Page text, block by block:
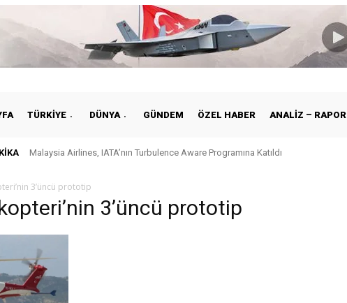
TÜRKIYE DÜNYA GÜNDEM ÖZEL HABER ANALIZ – RAPOR
Malaysia Airlines, IATA’nın Turbulence Aware Programına Katıldı
3’üncü prototip
3’üncü prototip